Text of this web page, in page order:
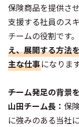
保険商品を提供さ
支援する社員のス
チームの役割です
え、展開する方法
主な仕事になります
――チーム発足の背景
山田チーム長： 保
に強みのある当社